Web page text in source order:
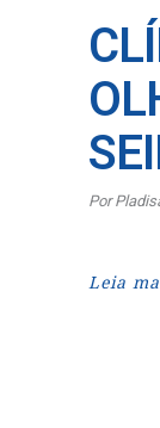
Por
Leia